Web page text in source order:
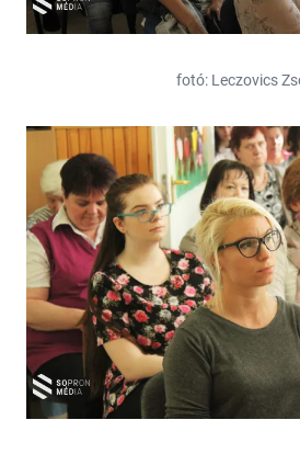
fotó: Leczovics